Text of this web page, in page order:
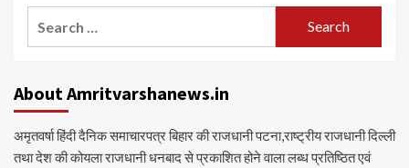
About Amritvarshanews.in
अमृतवर्षा हिंदी दैनिक समाचारपत्र बिहार की राजधानी पटना,राष्ट्रीय राजधानी दिल्ली
तथा देश की कोयला राजधानी धनबाद से प्रकाशित होने वाला लब्ध प्रतिष्ठित एवं